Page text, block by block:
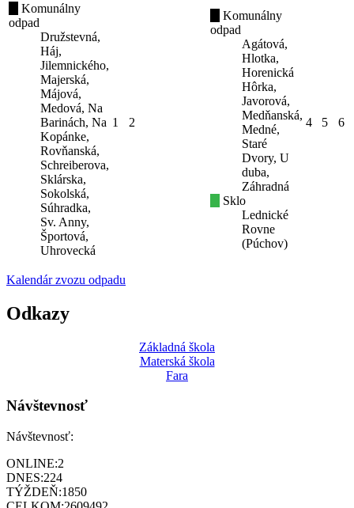
Komunálny
odpad
Družstevná,
Háj,
Jilemnického,
Majerská,
Májová,
Medová, Na
Barinách, Na
Kopánke,
Rovňanská,
Schreiberova,
Sklárska,
Sokolská,
Súhradka,
Sv. Anny,
Športová,
Uhrovecká
1 2
Komunálny
odpad
Agátová,
Hlotka,
Horenická
Hôrka,
Javorová,
Medňanská,
Medné,
Staré
Dvory, U
duba,
Záhradná
Sklo
Lednické
Rovne
(Púchov)
4 5 6
Kalendár zvozu odpadu
Odkazy
Základná škola
Materská škola
Fara
Návštevnosť
Návštevnosť:
ONLINE:2
DNES:224
TÝŽDEŇ:1850